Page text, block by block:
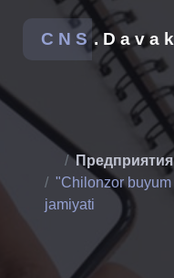
CNS
Предприятия
"Chilonzor
jamiyati